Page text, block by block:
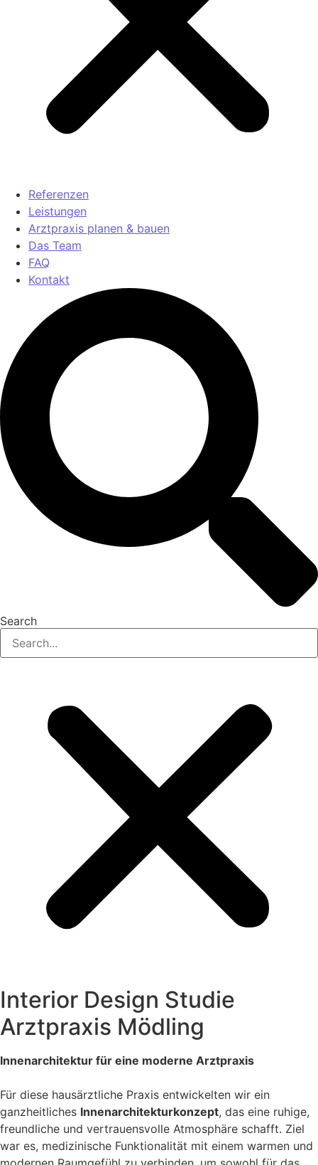
Referenzen
Leistungen
Arztpraxis planen & bauen
Das Team
FAQ
Kontakt
Search
Interior Design Studie
Arztpraxis Mödling
Innenarchitektur für eine moderne Arztpraxis
Für diese hausärztliche Praxis entwickelten wir ein
ganzheitliches Innenarchitekturkonzept, das eine ruhige,
freundliche und vertrauensvolle Atmosphäre schafft. Ziel
war es, medizinische Funktionalität mit einem warmen und